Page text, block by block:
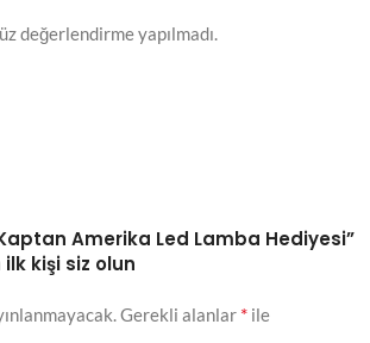
değerlendirme yapılmadı.
Amerika Led Lamba Hediyesi”
kişi siz olun
Gerekli alanlar * ile